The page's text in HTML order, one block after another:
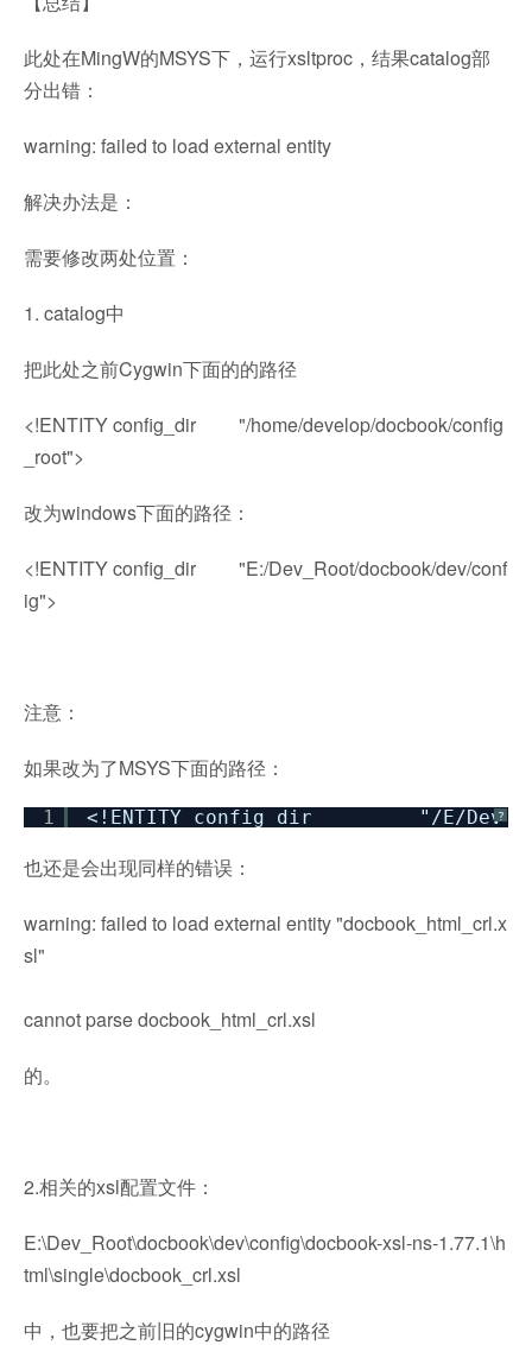
此处在MingW的MSYS下，运行xsltproc，结果catalog部
分出错：
warning: failed to load external entity
解决办法是：
需要修改两处位置：
1. catalog中
把此处之前Cygwin下面的的路径
<!ENTITY config_dir "/home/develop/docbook/config
_root">
改为windows下面的路径：
<!ENTITY config_dir "E:/Dev_Root/docbook/dev/conf
ig">
注意：
如果改为了MSYS下面的路径：
?
1 <!ENTITY config_dir "/E/
也还是会出现同样的错误：
warning: failed to load external entity "docbook_html_crl.x
sl"
cannot parse docbook_html_crl.xsl
的。
2.相关的xsl配置文件：
E:\Dev_Root\docbook\dev\config\docbook-xsl-ns-1.77.1\h
tml\single\docbook_crl.xsl
中，也要把之前旧的cygwin中的路径